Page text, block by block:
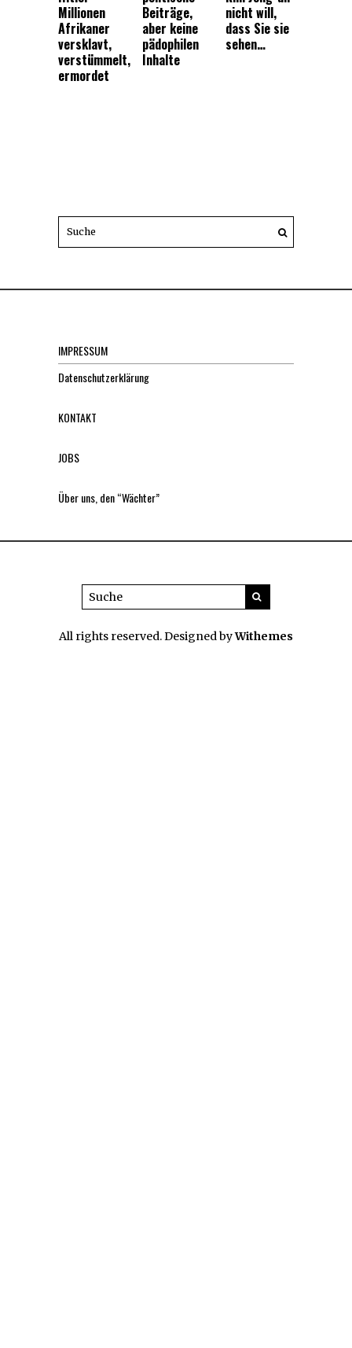
Millionen
Afrikaner
versklavt,
verstümmelt,
ermordet
Beiträge,
aber keine
pädophilen
Inhalte
nicht will,
dass Sie sie
sehen…
IMPRESSUM
Datenschutzerklärung
KONTAKT
JOBS
Über uns, den “Wächter”
All rights reserved. Designed byWithemes